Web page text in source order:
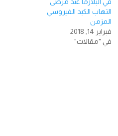
التھاب الكبد الفیروسي
المزمن
فبراير 14, 2018
في "مقالات"